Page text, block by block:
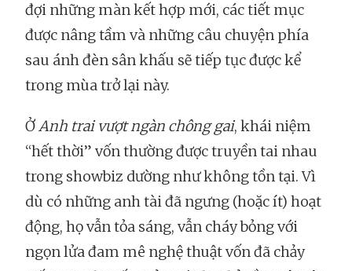
đợi những màn kết hợp mới, các tiết mục
được nâng tầm và những câu chuyện phía
sau ánh đèn sân khấu sẽ tiếp tục được kể
trong mùa trở lại này.
ỞAnh trai vượt ngàn chông gai, khái niệm
“hết thời” vốn thường được truyền tai nhau
trong showbiz dường như không tồn tại. Vì
dù có những anh tài đã ngưng (hoặc ít) hoạt
động, họ vẫn tỏa sáng, vẫn cháy bỏng với
ngọn lửa đam mê nghệ thuật vốn đã chảy